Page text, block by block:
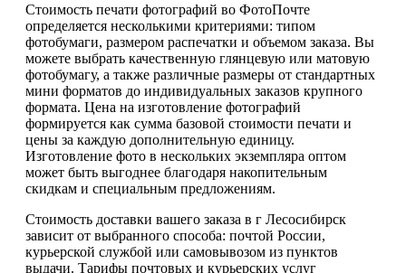
Стоимость печати фотографий во ФотоПочте
определяется несколькими критериями: типом
фотобумаги, размером распечатки и объемом заказа. Вы
можете выбрать качественную глянцевую или матовую
фотобумагу, а также различные размеры от стандартных
мини форматов до индивидуальных заказов крупного
формата. Цена на изготовление фотографий
формируется как сумма базовой стоимости печати и
цены за каждую дополнительную единицу.
Изготовление фото в нескольких экземпляра оптом
может быть выгоднее благодаря накопительным
скидкам и специальным предложениям.
Стоимость доставки вашего заказа в г Лесосибирск
зависит от выбранного способа: почтой России,
курьерской службой или самовывозом из пунктов
выдачи. Тарифы почтовых и курьерских услуг